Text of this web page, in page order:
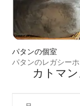
パタンの個室
パタンのレガシー
カトマ